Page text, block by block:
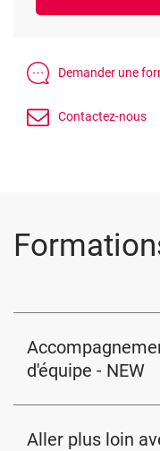
d'équipe - NEW
Aller plus loin